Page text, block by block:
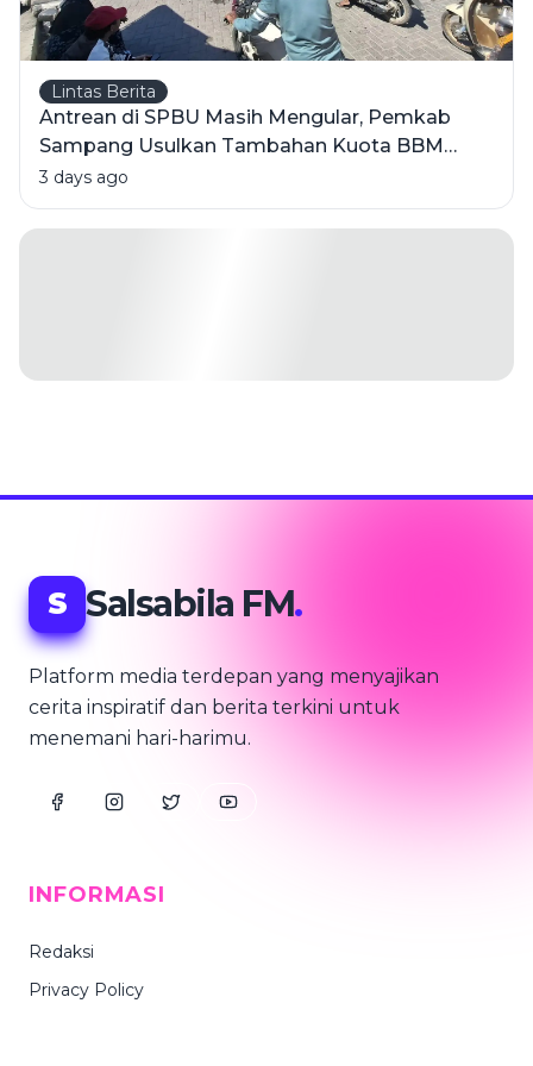
Lintas Berita
Antrean di SPBU Masih Mengular, Pemkab
Sampang Usulkan Tambahan Kuota BBM
Bersubsidi
3 days ago
S Salsabila FM.
Platform media terdepan yang menyajikan
cerita inspiratif dan berita terkini untuk
menemani hari-harimu.
INFORMASI
Redaksi
Privacy Policy